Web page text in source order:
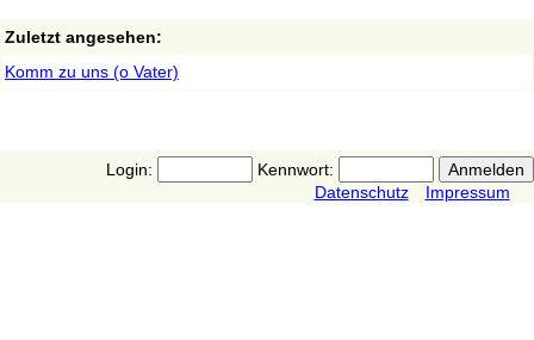
Zuletzt angesehen:
Komm zu uns (o Vater)
Login:
Kennwort:
Datenschutz
Impressum